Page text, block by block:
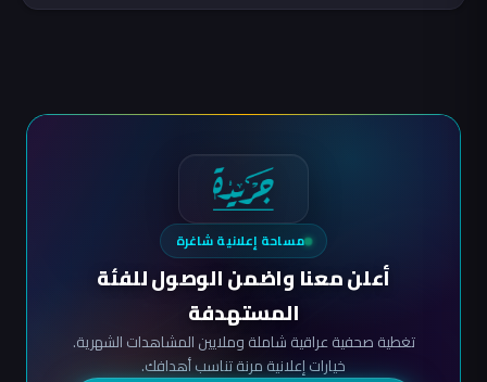
مساحة إعلانية شاغرة
أعلن معنا واضمن الوصول للفئة
المستهدفة
تغطية صحفية عراقية شاملة وملايين المشاهدات الشهرية.
خيارات إعلانية مرنة تناسب أهدافك.